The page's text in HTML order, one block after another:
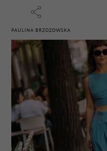
PAULINA BRZOZOWSKA